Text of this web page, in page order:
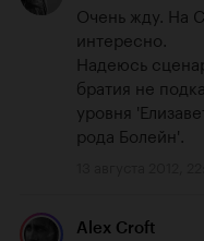
Очень жду. На
интересно.
Надеюсь
братия не
уровня
рода Болейн'.
Alex Croft